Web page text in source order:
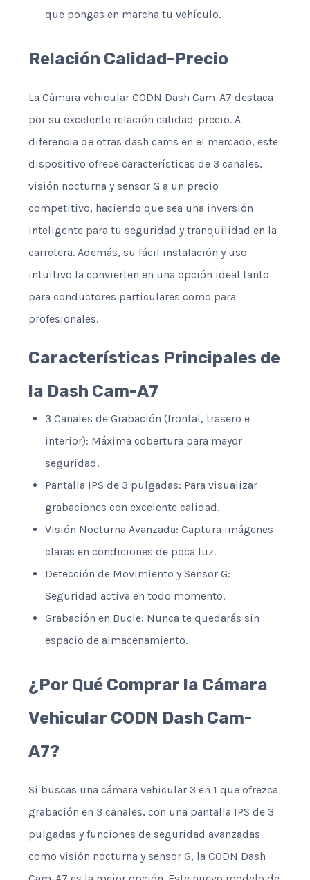
que pongas en marcha tu vehículo.
Relación Calidad-Precio
La Cámara vehicular CODN Dash Cam-A7 destaca
por su excelente relación calidad-precio. A
diferencia de otras dash cams en el mercado, este
dispositivo ofrece características de 3 canales,
visión nocturna y sensor G a un precio
competitivo, haciendo que sea una inversión
inteligente para tu seguridad y tranquilidad en la
carretera. Además, su fácil instalación y uso
intuitivo la convierten en una opción ideal tanto
para conductores particulares como para
profesionales.
Características Principales de
la Dash Cam-A7
3 Canales de Grabación (frontal, trasero e
interior): Máxima cobertura para mayor
seguridad.
Pantalla IPS de 3 pulgadas: Para visualizar
grabaciones con excelente calidad.
Visión Nocturna Avanzada: Captura imágenes
claras en condiciones de poca luz.
Detección de Movimiento y Sensor G:
Seguridad activa en todo momento.
Grabación en Bucle: Nunca te quedarás sin
espacio de almacenamiento.
¿Por Qué Comprar la Cámara
Vehicular CODN Dash Cam-
A7?
Si buscas una cámara vehicular 3 en 1 que ofrezca
grabación en 3 canales, con una pantalla IPS de 3
pulgadas y funciones de seguridad avanzadas
como visión nocturna y sensor G, la CODN Dash